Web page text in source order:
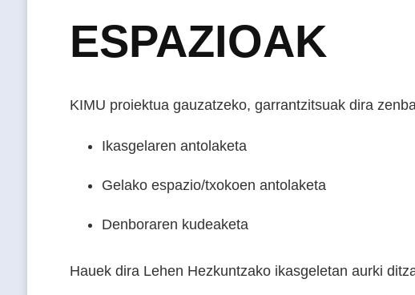
ESPAZIOAK
KIMU proiektua gauzatzeko, garrantzitsuak dira
Ikasgelaren antolaketa
Gelako espazio/txokoen antolaketa
Denboraren kudeaketa
Hauek dira Lehen Hezkuntzako ikasgeletan aurki